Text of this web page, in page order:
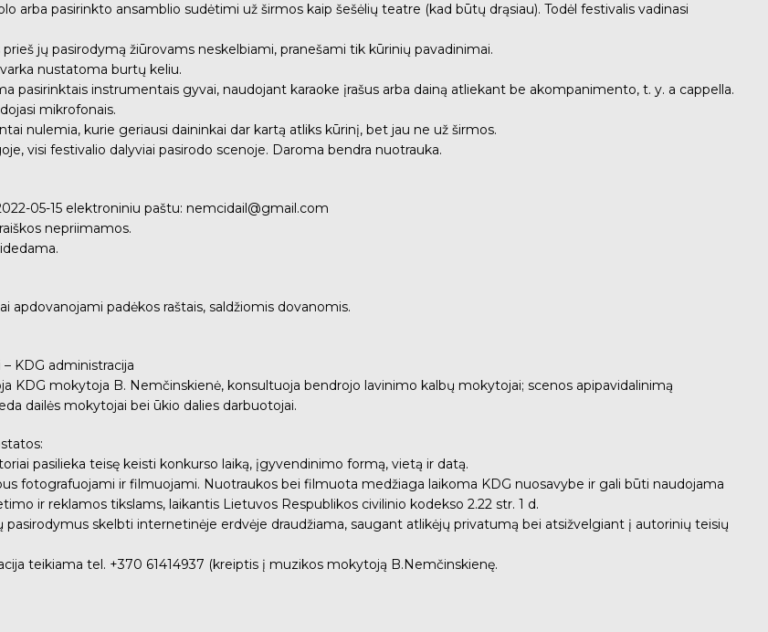
arba pasirinkto ansamblio sudėtimi už širmos kaip šešėlių teatre (kad būtų drąsiau). Todėl festivalis vadinasi
jų pasirodymą žiūrovams neskelbiami, pranešami tik kūrinių pavadinimai.
nustatoma burtų keliu.
pasirinktais instrumentais gyvai, naudojant karaoke įrašus arba dainą atliekant be akompanimento, t. y. a cappella.
mikrofonais.
nulemia, kurie geriausi daininkai dar kartą atliks kūrinį, bet jau ne už širmos.
visi festivalio dalyviai pasirodo scenoje. Daroma bendra nuotrauka.
05-15 elektroniniu paštu: nemcidail@gmail.com
nepriimamos.
apdovanojami padėkos raštais, saldžiomis dovanomis.
KDG administracija
KDG mokytoja B. Nemčinskienė, konsultuoja bendrojo lavinimo kalbų mokytojai; scenos apipavidalinimą
dailės mokytojai bei ūkio dalies darbuotojai.
pasilieka teisę keisti konkurso laiką, įgyvendinimo formą, vietą ir datą.
fotografuojami ir filmuojami. Nuotraukos bei filmuota medžiaga laikoma KDG nuosavybe ir gali būti naudojama
ir reklamos tikslams, laikantis Lietuvos Respublikos civilinio kodekso 2.22 str. 1 d.
pasirodymus skelbti internetinėje erdvėje draudžiama, saugant atlikėjų privatumą bei atsižvelgiant į autorinių teisių
teikiama tel. +370 61414937 (kreiptis į muzikos mokytoją B.Nemčinskienę.